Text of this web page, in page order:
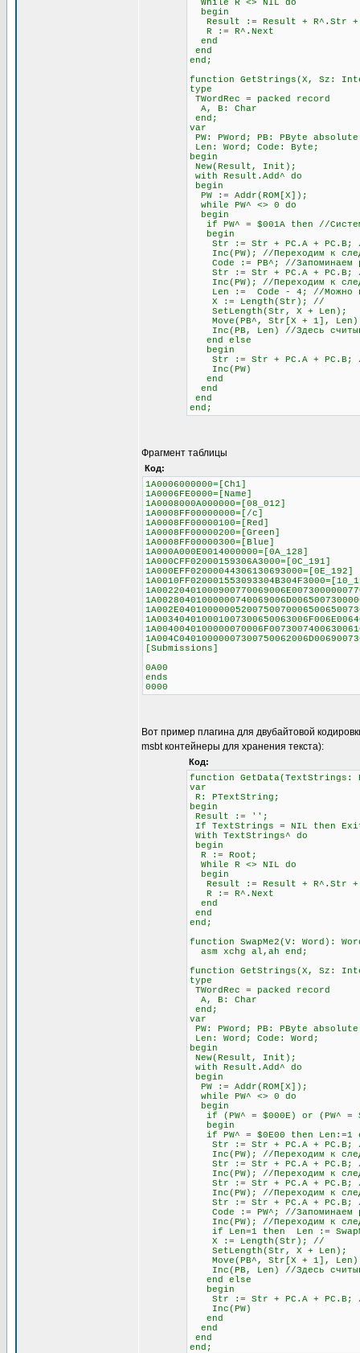
While R <> NIL do
begin
Result := Result + R^.Str +
R := R^.Next
end
end
end;
function GetStrings(X, Sz:
type
TWordRec = packed record
A, B: Char
end;
var
PW: PWord; PB: PByte
Len: Word; Code: Byte;
begin
New(Result, Init);
with Result.Add^ do
begin
PW := Addr(ROM[X]);
while PW^ <> 0 do
begin
if PW^ = $001A then //
begin
Str := Str + PC.A + PC.B; //
Inc(PW); //Переходим к
Code := PB^; //Запоминаем
Str := Str + PC.A + PC.B; //
Inc(PW); //Переходим к
Len := Code - 4; //Можно
X := Length(Str); //
SetLength(Str, X +
Move(PB^, Str[X + 1],
Inc(PB, Len) //Здесь
end else
begin
Str := Str + PC.A + PC.B; //
Inc(PW)
end
end
end
end;
Фрагмент таблицы
Код:
1A0006000000=[Ch1]
1A0006FE0000=[Name]
1A0008000A000000=[08_012]
1A0008FF00000000=[/c]
1A0008FF00000100=[Red]
1A0008FF00000200=[Green]
1A0008FF00000300=[Blue]
1A000A000E0014000000=[0A_128]
1A000CFF02000159306A3000=[0C_191]
1A000EFF02000044306130693000=[0E_192]
[Submissions]
0A00
ends
0000
Вот пример плагина для двубайтовой
msbt контейнеры для хранения текста):
Код:
function
var
R: PTextString;
begin
Result := '';
If TextStrings = NIL then
With TextStrings^ do
begin
R := Root;
While R <> NIL do
begin
Result := Result + R^.Str +
R := R^.Next
end
end
end;
function SwapMe2(V: Word):
asm xchg al,ah end;
function GetStrings(X, Sz:
type
TWordRec = packed record
A, B: Char
end;
var
PW: PWord; PB: PByte
Len: Word; Code: Word;
begin
New(Result, Init);
with Result.Add^ do
begin
PW := Addr(ROM[X]);
while PW^ <> 0 do
begin
if (PW^ = $000E) or (PW^ =
begin
if PW^ = $0E00 then Len:=1
Str := Str + PC.A + PC.B; //
Inc(PW); //Переходим к
Str := Str + PC.A + PC.B; //
Inc(PW); //Переходим к
Str := Str + PC.A + PC.B; //
Inc(PW); //Переходим к
Str := Str + PC.A + PC.B; //
Code := PW^; //Запоминаем
Inc(PW); //Переходим к
if Len=1 then Len :=
X := Length(Str); //
SetLength(Str, X +
Move(PB^, Str[X + 1],
Inc(PB, Len) //Здесь
end else
begin
Str := Str + PC.A + PC.B; //
Inc(PW)
end
end
end
end;